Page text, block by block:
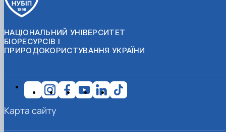
НАЦІОНАЛЬНИЙ УНІВЕРСИТЕТ
БІОРЕСУРСІВ І
ПРИРОДОКОРИСТУВАННЯ УКРАЇНИ
Карта сайту